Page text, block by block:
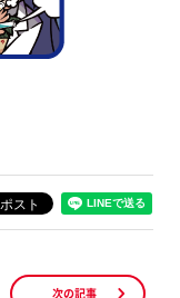
次の記事